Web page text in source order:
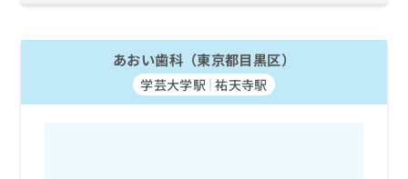
あおい歯科（東京都目黒区）
学芸大学駅 祐天寺駅